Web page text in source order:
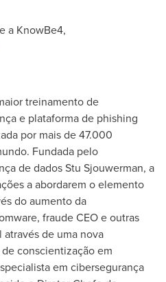
a KnowBe4,
treinamento de
e plataforma de phishing
por mais de 47.000
Fundada pelo
de dadosStu Sjouwerman, a
a abordarem o elemento
do aumento da
fraude CEO e outras
de uma nova
conscientização em
em cibersegurança